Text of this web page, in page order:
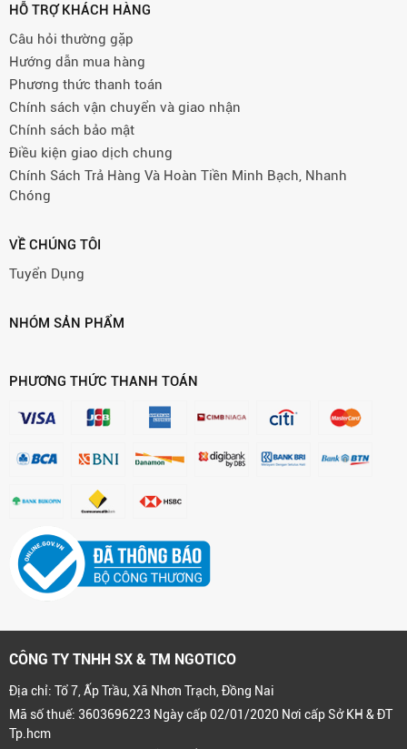
HỖ TRỢ KHÁCH HÀNG
Câu hỏi thường gặp
Hướng dẫn mua hàng
Phương thức thanh toán
Chính sách vận chuyển và giao nhận
Chính sách bảo mật
Điều kiện giao dịch chung
Chính Sách Trả Hàng Và Hoàn Tiền Minh Bạch, Nhanh
Chóng
VỀ CHÚNG TÔI
Tuyển Dụng
NHÓM SẢN PHẨM
PHƯƠNG THỨC THANH TOÁN
CÔNG TY TNHH SX & TM NGOTICO
Địa chỉ: Tổ 7, Ấp Trầu, Xã Nhơn Trạch, Đồng Nai
Mã số thuế: 3603696223 Ngày cấp 02/01/2020 Nơi cấp Sở KH & ĐT
Tp.hcm